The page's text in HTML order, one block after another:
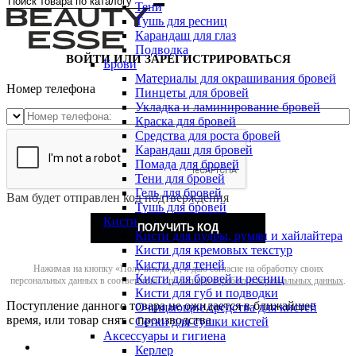
Тени
Тушь для ресниц
Карандаш для глаз
Подводка
Брови
Материалы для окрашивания бровей
Пинцеты для бровей
Укладка и ламинирование бровей
Краска для бровей
Средства для роста бровей
Карандаш для бровей
Помада для бровей
Тени для бровей
Гель для бровей
Тушь для бровей
Кисти
Кисти для пудры, румян и хайлайтера
Кисти для кремовых текстур
Кисти для теней
Кисти для бровей и ресниц
Кисти для губ и подводки
Очищающие средства для кистей
Сетки для сушки кистей
Аксессуары и гигиена
Керлер
ВОЙТИ ИЛИ ЗАРЕГИСТРИРОВАТЬСЯ
Номер телефона
Вам будет отправлен код подтверждения
ПОЛУЧИТЬ КОД
Нажимая на кнопку «Получить код», я даю согласие на обработку своих
персональных данных в соответствии сполитикой обработки персональных данных.
Поступление данного товара не ожидается в ближайшее
время, или товар снят с производства